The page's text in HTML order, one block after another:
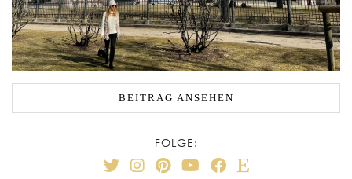
BEITRAG ANSEHEN
FOLGE: